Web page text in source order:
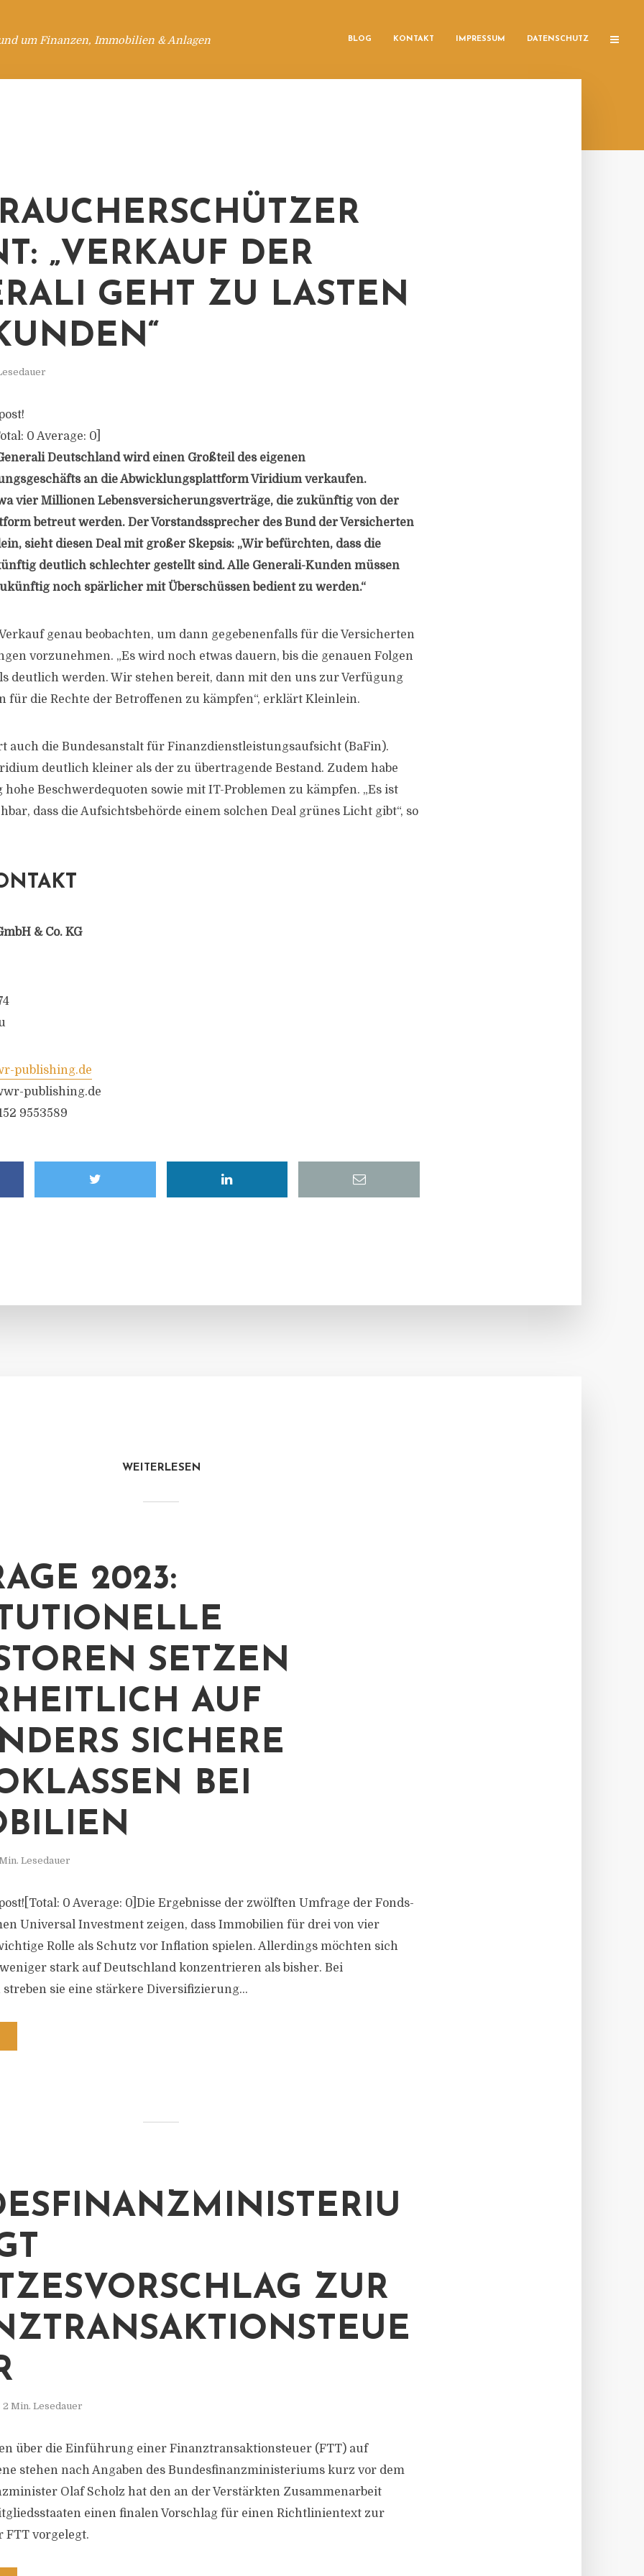
um Finanzen, Immobilien & Anlagen BLOG KONTAKT IMPRESSUM DATENSCHUTZ
„VERKAUF DER
GEHT ZU LASTEN
0 Average: 0
Deutschland wird einen Großteil des eigenen
an die Abwicklungsplattform Viridium verkaufen.
vier Millionen Lebensversicherungsverträge, die zukünftig von der
betreut werden. Der Vorstandssprecher des Bund der Versicherten
sieht diesen Deal mit großer Skepsis: „Wir befürchten, dass die
deutlich schlechter gestellt sind. Alle Generali-Kunden müssen
noch spärlicher mit Überschüssen bedient zu werden.“
genau beobachten, um dann gegebenenfalls für die Versicherten
vorzunehmen. „Es wird noch etwas dauern, bis die genauen Folgen
deutlich werden. Wir stehen bereit, dann mit den uns zur Verfügung
für die Rechte der Betroffenen zu kämpfen“, erklärt Kleinlein.
auch die Bundesanstalt für Finanzdienstleistungsaufsicht (BaFin).
deutlich kleiner als der zu übertragende Bestand. Zudem habe
Beschwerdequoten sowie mit IT-Problemen zu kämpfen. „Es ist
dass die Aufsichtsbehörde einem solchen Deal grünes Licht gibt“, so
& Co. KG
publishing.de
publishing.de
9553589
WEITERLESEN
2023:
SETZEN
AUF
SICHERE
BEI
Lesedauer
0 Average: 0]Die Ergebnisse der zwölften Umfrage der Fonds-
Universal Investment zeigen, dass Immobilien für drei von vier
Rolle als Schutz vor Inflation spielen. Allerdings möchten sich
stark auf Deutschland konzentrieren als bisher. Bei
sie eine stärkere Diversifizierung...
ZUR
2 Min. Lesedauer
über die Einführung einer Finanztransaktionsteuer (FTT) auf
stehen nach Angaben des Bundesfinanzministeriums kurz vor dem
Olaf Scholz hat den an der Verstärkten Zusammenarbeit
einen finalen Vorschlag für einen Richtlinientext zur
vorgelegt.